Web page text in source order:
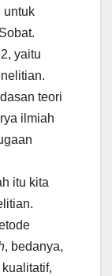
untuk
yaitu
teori
ilmiah
itu kita
, bedanya,